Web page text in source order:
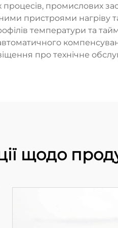
промислових
пристроями
температури та
про технічне
щодо